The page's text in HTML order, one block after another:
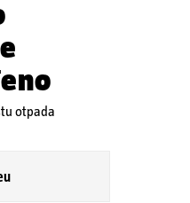
otpada